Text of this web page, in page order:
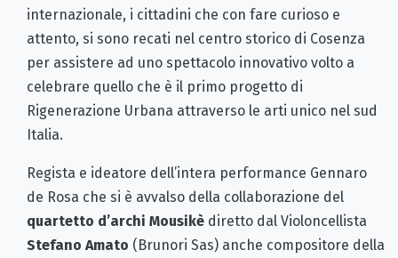
internazionale, i cittadini che con fare curioso e
attento, si sono recati nel centro storico di Cosenza
per assistere ad uno spettacolo innovativo volto a
celebrare quello che è il primo progetto di
Rigenerazione Urbana attraverso le arti unico nel sud
Italia.
Regista e ideatore dell’intera performance Gennaro
de Rosa che si è avvalso della collaborazione del
quartetto d’archi Mousikè diretto dal Violoncellista
Stefano Amato (Brunori Sas) anche compositore della